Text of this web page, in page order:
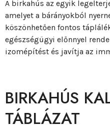
A birkahús az egyik
amelyet a bárányokból
köszönhetően fontos
egészségügyi előnnyel
izomépítést és javítja az
BIRKAHÚS
TÁBLÁZAT